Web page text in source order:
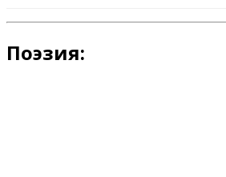
Поэзия: